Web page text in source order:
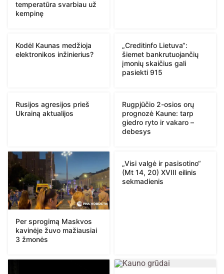
temperatūra svarbiau už
kempinę
Kodėl Kaunas medžioja
elektronikos inžinierius?
„Creditinfo Lietuva“:
šiemet bankrutuojančių
įmonių skaičius gali
pasiekti 915
Rusijos agresijos prieš
Ukrainą aktualijos
Rugpjūčio 2-osios orų
prognozė Kaune: tarp
giedro ryto ir vakaro –
debesys
Per sprogimą Maskvos
kavinėje žuvo mažiausiai
3 žmonės
„Visi valgė ir pasisotino“
(Mt 14, 20) XVIII eilinis
sekmadienis